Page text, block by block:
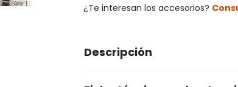
¿Te interesan los accesorios?
Descripción